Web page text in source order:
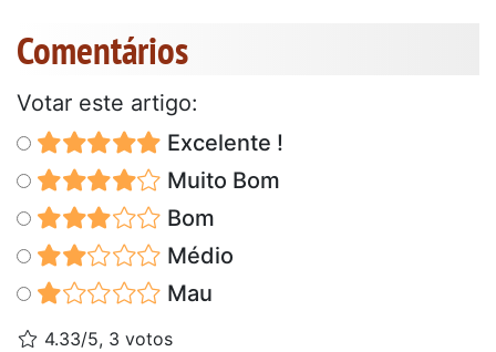
Comentários
Votar este artigo:
Excelente !
Muito Bom
Bom
Médio
Mau
4.33/5, 3 votos